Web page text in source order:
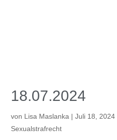
18.07.2024
von Lisa Maslanka |Juli 18, 2024
Sexualstrafrecht